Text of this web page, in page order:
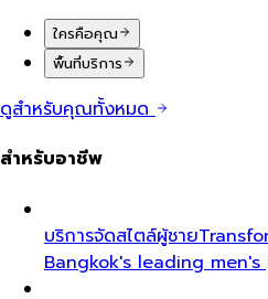
ใครคือคุณ
พื้นที่บริการ
ดูสำหรับคุณทั้งหมด
สำหรับอาชีพ
บริการจัดสไตล์ผู้ชาย
Bangkok's leading